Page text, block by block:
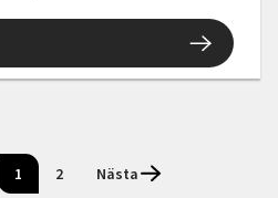
1 2 Nästa